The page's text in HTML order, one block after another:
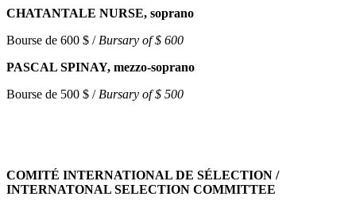
CHATANTALE NURSE, soprano
Bourse de 600 $ / Bursary of $ 600
PASCAL SPINAY, mezzo-soprano
Bourse de 500 $ / Bursary of $ 500
COMITÉ INTERNATIONAL DE SÉLECTION /
INTERNATONAL SELECTION COMMITTEE